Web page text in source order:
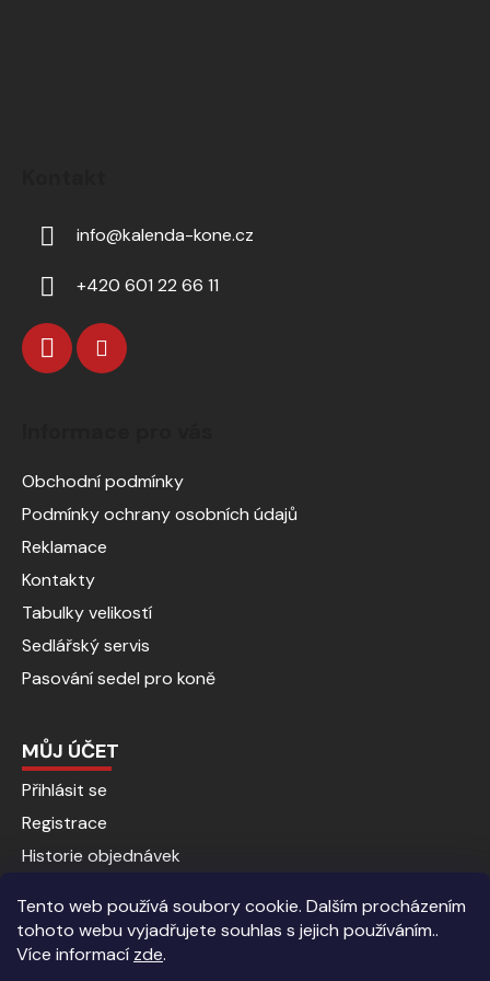
Tento web používá soubory cookie. Dalším procházením
tohoto webu vyjadřujete souhlas s jejich používáním..
Více informací zde.
info@kalenda-kone.cz
+420 601 22 66 11
Obchodní podmínky
Podmínky ochrany osobních údajů
Reklamace
Kontakty
Tabulky velikostí
Sedlářský servis
Pasování sedel pro koně
MŮJ ÚČET
Přihlásit se
Registrace
Historie objednávek